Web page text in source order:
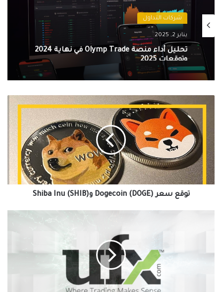
شركات التداول
يناير 2, 2025
تحليل أداء منصة Olymp Trade في نهاية 2024
وتوقعات 2025
سعر
Dogecoin
(DOGE)
وShiba
Inu
(SHIB)
توقع سعر Dogecoin (DOGE) وShiba Inu (SHIB)